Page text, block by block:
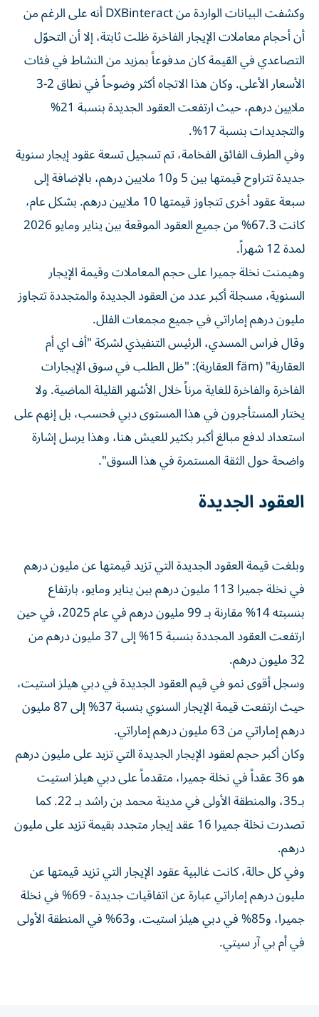
وكشفت البيانات الواردة من DXBinteract أنه على الرغم من
أن أحجام معاملات الإيجار الفاخرة ظلت ثابتة، إلا أن التحوّل
التصاعدي في القيمة كان مدفوعاً بمزيد من النشاط في فئات
الأسعار الأعلى. وكان هذا الاتجاه أكثر وضوحاً في نطاق 2-3
ملايين درهم، حيث ارتفعت العقود الجديدة بنسبة 21%
والتجديدات بنسبة 17%.
وفي الطرف الفائق الفخامة، تم تسجيل تسعة عقود إيجار سنوية
جديدة تتراوح قيمتها بين 5 و10 ملايين درهم، بالإضافة إلى
سبعة عقود أخرى تتجاوز قيمتها 10 ملايين درهم. بشكل عام،
كانت 67.3% من جميع العقود الموقعة بين يناير ومايو 2026
لمدة 12 شهراً.
وهيمنت نخلة جميرا على حجم المعاملات وقيمة الإيجار
السنوية، مسجلة أكبر عدد من العقود الجديدة والمتجددة تتجاوز
مليون درهم إماراتي في جميع مجمعات الفلل.
وقال فراس المسدي، الرئيس التنفيذي لشركة "أف اي أم
العقارية" (fäm العقارية): "ظل الطلب في سوق الإيجارات
الفاخرة والفاخرة للغاية مرناً خلال الأشهر القليلة الماضية. ولا
يختار المستأجرون في هذا المستوى دبي فحسب، بل إنهم على
استعداد لدفع مبالغ أكبر بكثير للعيش هنا، وهذا يرسل إشارة
واضحة حول الثقة المستمرة في هذا السوق".
العقود الجديدة
وبلغت قيمة العقود الجديدة التي تزيد قيمتها عن مليون درهم
في نخلة جميرا 113 مليون درهم بين يناير ومايو، بارتفاع
بنسبته 14% مقارنة بـ 99 مليون درهم في عام 2025، في حين
ارتفعت العقود المجددة بنسبة 15% إلى 37 مليون درهم من
32 مليون درهم.
وسجل أقوى نمو في قيم العقود الجديدة في دبي هيلز استيت،
حيث ارتفعت قيمة الإيجار السنوي بنسبة 37% إلى 87 مليون
درهم إماراتي من 63 مليون درهم إماراتي.
وكان أكبر حجم لعقود الإيجار الجديدة التي تزيد على مليون درهم
هو 36 عقداً في نخلة جميرا، متقدماً على دبي هيلز استيت
بـ35، والمنطقة الأولى في مدينة محمد بن راشد بـ 22. كما
تصدرت نخلة جميرا 16 عقد إيجار متجدد بقيمة تزيد على مليون
درهم.
وفي كل حالة، كانت غالبية عقود الإيجار التي تزيد قيمتها عن
مليون درهم إماراتي عبارة عن اتفاقيات جديدة - 69% في نخلة
جميرا، و85% في دبي هيلز استيت، و63% في المنطقة الأولى
في أم بي آر سيتي.